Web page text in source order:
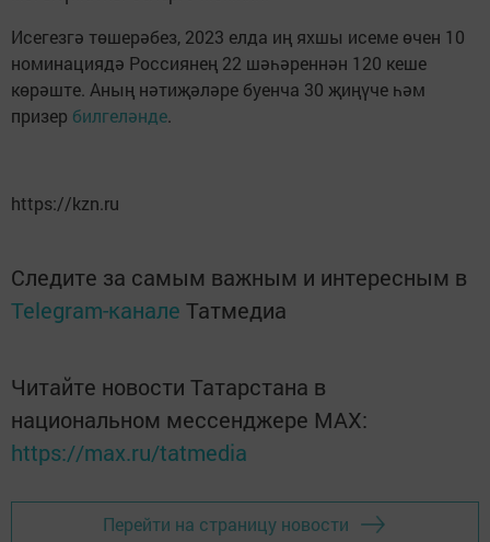
Исегезгә төшерәбез, 2023 елда иң яхшы исеме өчен 10
номинациядә Россиянең 22 шәһәреннән 120 кеше
көрәште. Аның нәтиҗәләре буенча 30 җиңүче һәм
призер билгеләнде.
https://kzn.ru
Следите за самым важным и интересным в
Telegram-канале Татмедиа
Читайте новости Татарстана в
национальном мессенджере MАХ:
https://max.ru/tatmedia
Перейти на страницу новости